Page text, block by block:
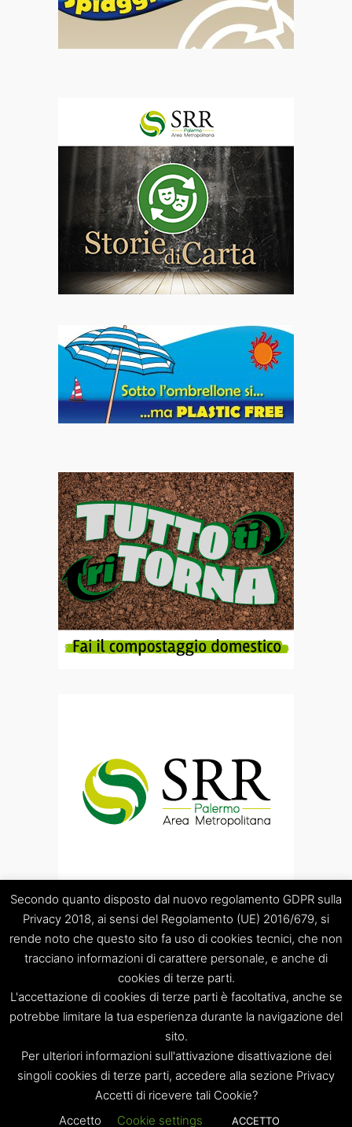
“Società Regolamentazione del servizio di gestione Rifiuti
“Palermo Area Metropolitana” S.C.p.A.
Sede legale: Palermo – Piazza Pretoria 1 – Sede amministrativa:
Palermo – Via Resuttana 360 – Capitale sociale: Euro
120.000,00
PA-309841
Tel. 091 8397879 – e-mail: info@srrpalermo.it – PEC:
srrpalermo@legalmail.it
Secondo quanto disposto dal nuovo regolamento GDPR sulla
Privacy 2018, ai sensi del Regolamento (UE) 2016/679, si
rende noto che questo sito fa uso di cookies tecnici, che non
tracciano informazioni di carattere personale, e anche di
cookies di terze parti.
L'accettazione di cookies di terze parti è facoltativa, anche se
potrebbe limitare la tua esperienza durante la navigazione del
sito.
Per ulteriori informazioni sull'attivazione disattivazione dei
singoli cookies di terze parti, accedere alla sezione Privacy
Accetti di ricevere tali Cookie?
Accetto
Cookie settings ACCETTO